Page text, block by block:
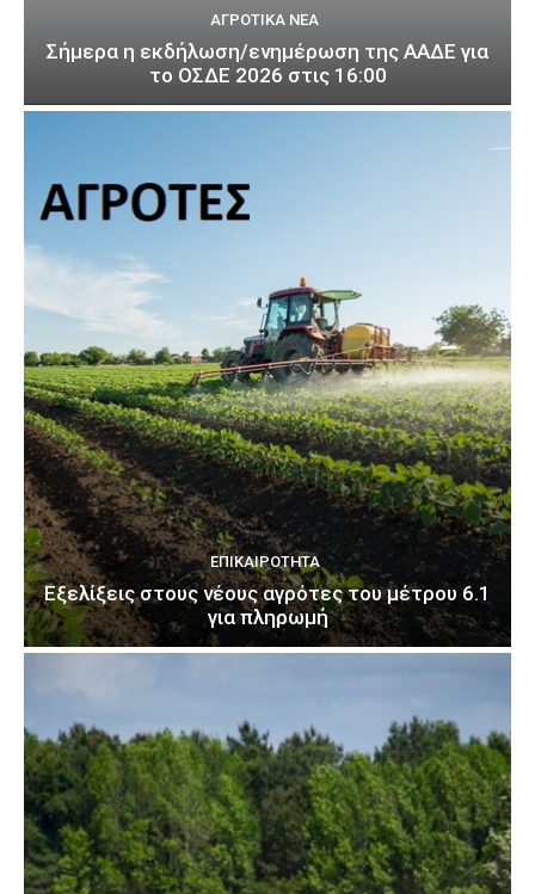
ΑΓΡΟΤΙΚΆ ΝΈΑ
Σήμερα η εκδήλωση/ενημέρωση της ΑΑΔΕ για
το ΟΣΔΕ 2026 στις 16:00
ΕΠΙΚΑΙΡΌΤΗΤΑ
Εξελίξεις στους νέους αγρότες του μέτρου 6.1
για πληρωμή